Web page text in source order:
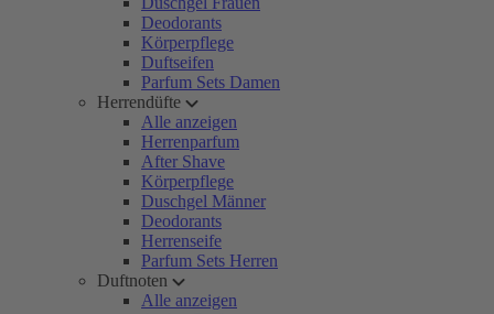
Deodorants
Körperpflege
Duftseifen
Parfum Sets Damen
Herrendüfte
Alle anzeigen
Herrenparfum
After Shave
Körperpflege
Duschgel Männer
Deodorants
Herrenseife
Parfum Sets Herren
Duftnoten
Alle anzeigen